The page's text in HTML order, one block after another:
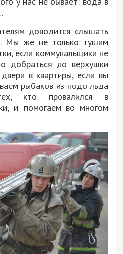
доводится слышать
Мы же не только тушим
если коммунальщики не
добраться до верхушки
в квартиры, если вы
рыбаков из-подо льда
кто провалился в
и помогаем во многом